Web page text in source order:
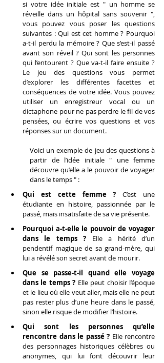
si votre idée initiale est " un homme se
réveille dans un hôpital sans souvenir ",
vous pouvez vous poser les questions
suivantes : Qui est cet homme ? Pourquoi
a-t-il perdu la mémoire ? Que s’est-il passé
avant son réveil ? Qui sont les personnes
qui l’entourent ? Que va-t-il faire ensuite ?
Le jeu des questions vous permet
d’explorer les différentes facettes et
conséquences de votre idée. Vous pouvez
utiliser un enregistreur vocal ou un
dictaphone pour ne pas perdre le fil de vos
pensées, ou écrire vos questions et vos
réponses sur un document.
Voici un exemple de jeu des questions à
partir de l’idée initiale " une femme
découvre qu’elle a le pouvoir de voyager
dans le temps " :
Qui est cette femme ? C’est une
étudiante en histoire, passionnée par le
passé, mais insatisfaite de sa vie présente.
Pourquoi a-t-elle le pouvoir de voyager
dans le temps ? Elle a hérité d’un
pendentif magique de sa grand-mère, qui
lui a révélé son secret avant de mourir.
Que se passe-t-il quand elle voyage
dans le temps ? Elle peut choisir l’époque
et le lieu où elle veut aller, mais elle ne peut
pas rester plus d’une heure dans le passé,
sinon elle risque de modifier l’histoire.
Qui sont les personnes qu’elle
rencontre dans le passé ? Elle rencontre
des personnages historiques célèbres ou
anonymes, qui lui font découvrir leur